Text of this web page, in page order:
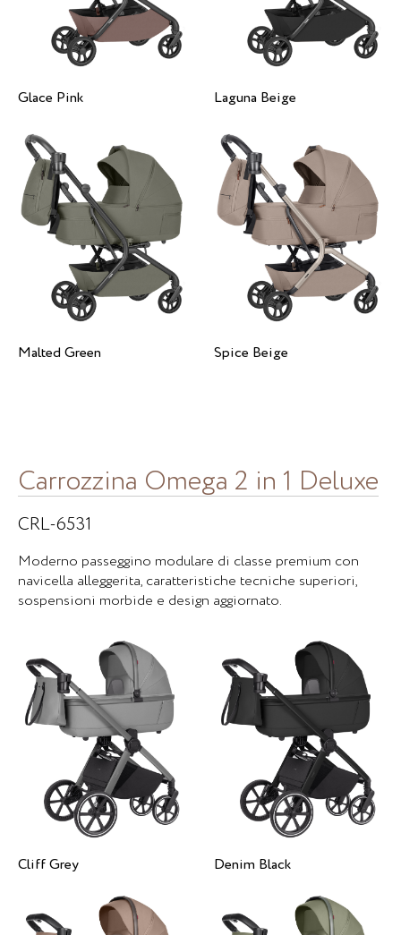
Glace Pink Laguna Beige
Malted Green Spice Beige
Carrozzina Omega 2 in 1 Deluxe
CRL-6531
Moderno passeggino modulare di classe premium con
navicella alleggerita, caratteristiche tecniche superiori,
sospensioni morbide e design aggiornato.
Cliff Grey Denim Black